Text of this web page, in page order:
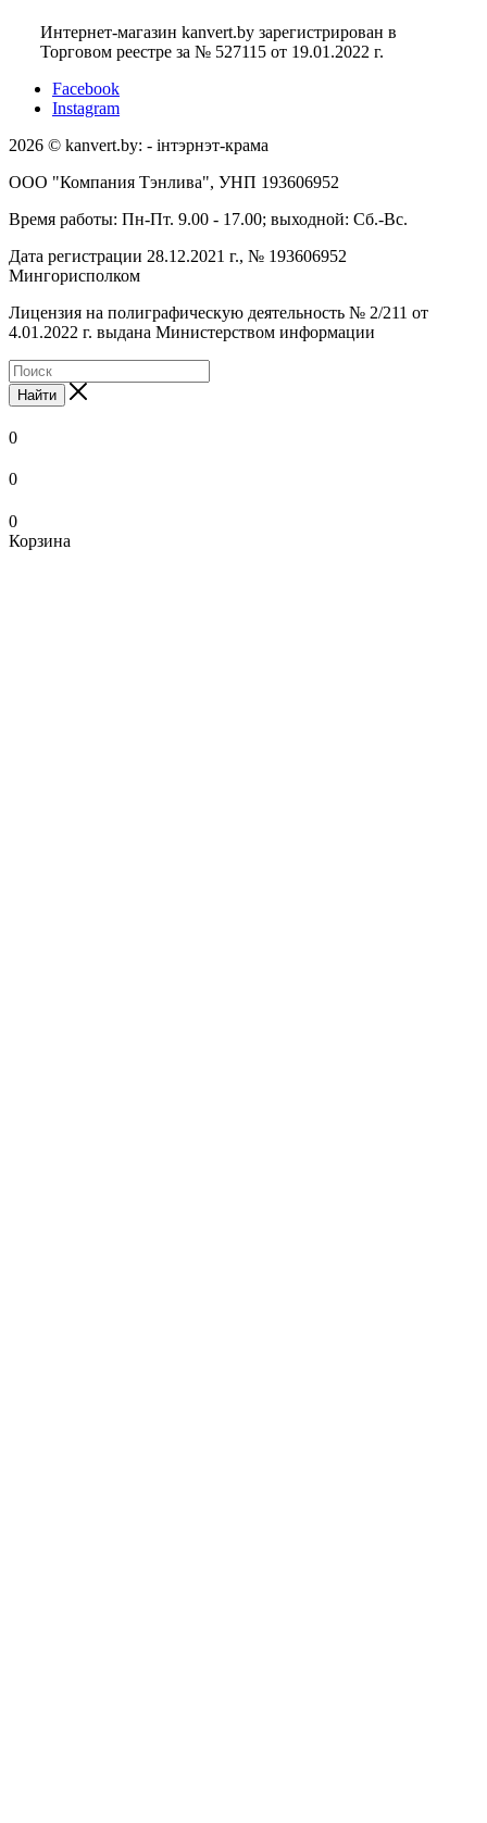
Интернет-магазин kanvert.by зарегистрирован в
Торговом реестре за № 527115 от 19.01.2022 г.
Facebook
Instagram
2026 © kanvert.by: - інтэрнэт-крама
ООО "Компания Тэнлива", УНП 193606952
Время работы: Пн-Пт. 9.00 - 17.00; выходной: Сб.-Вс.
Дата регистрации 28.12.2021 г., № 193606952
Мингорисполком
Лицензия на полиграфическую деятельность № 2/211 от
4.01.2022 г. выдана Министерством информации
Найти
0
0
0
Корзина